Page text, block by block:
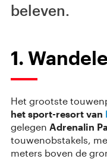
beleven.
1.
Het grootste
het sport-resort van
gelegen Adrenalin
touwenobstakels,
meters boven de